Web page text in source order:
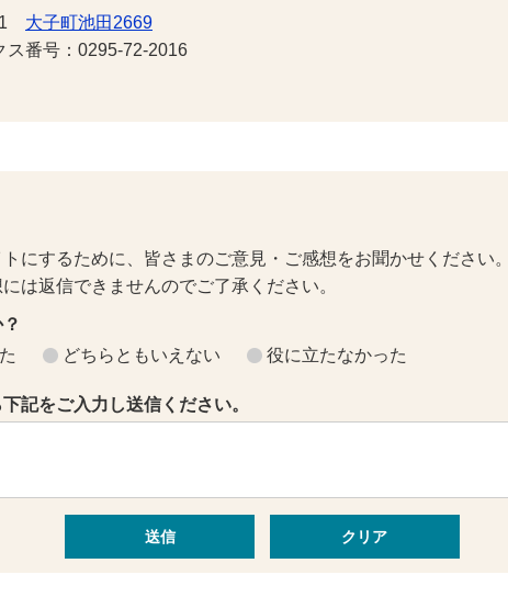
大子町池田2669
番号：0295-72-2016
にするために、皆さまのご意見・ご感想をお聞かせください
は返信できませんのでご了承ください。
どちらともいえない 役に立たなかった
記をご入力し送信ください。